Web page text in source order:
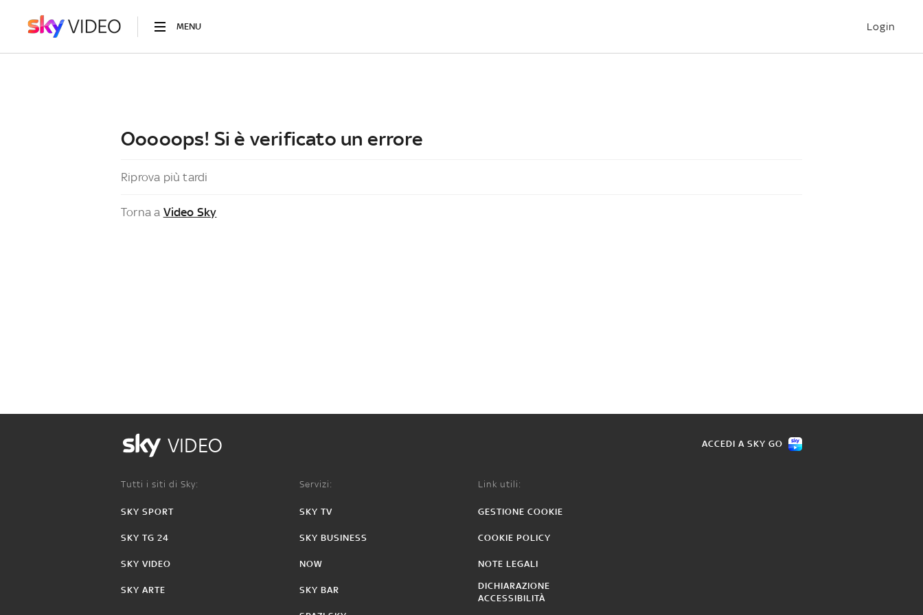
MENU Login
Ooooops! Si è verificato un errore
Riprova più tardi
Torna a Video Sky
VIDEO ACCEDI A SKY GO
Tutti i siti di Sky:
SKY SPORT
SKY TG 24
SKY VIDEO
SKY ARTE
Servizi:
SKY TV
SKY BUSINESS
NOW
SKY BAR
Link utili:
GESTIONE COOKIE
COOKIE POLICY
NOTE LEGALI
DICHIARAZIONE
ACCESSIBILITÀ